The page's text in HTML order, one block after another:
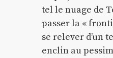
tel le nuage de
passer la «
se relever d’un
enclin au